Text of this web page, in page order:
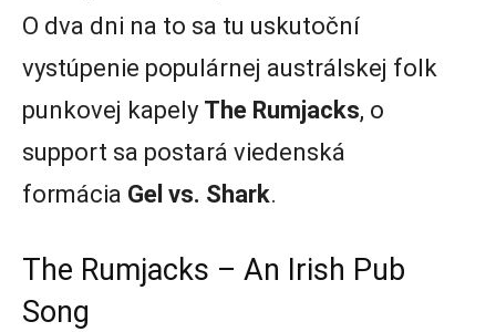
O dva dni na to sa tu uskutoční
vystúpenie populárnej austrálskej folk
punkovej kapely The Rumjacks, o
support sa postará viedenská
formácia Gel vs. Shark.
The Rumjacks – An Irish Pub
Song